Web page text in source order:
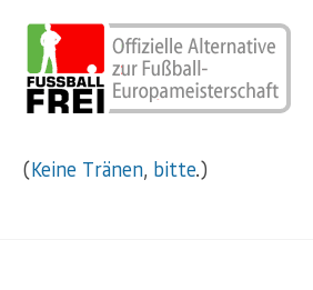
(Keine Tränen, bitte.)